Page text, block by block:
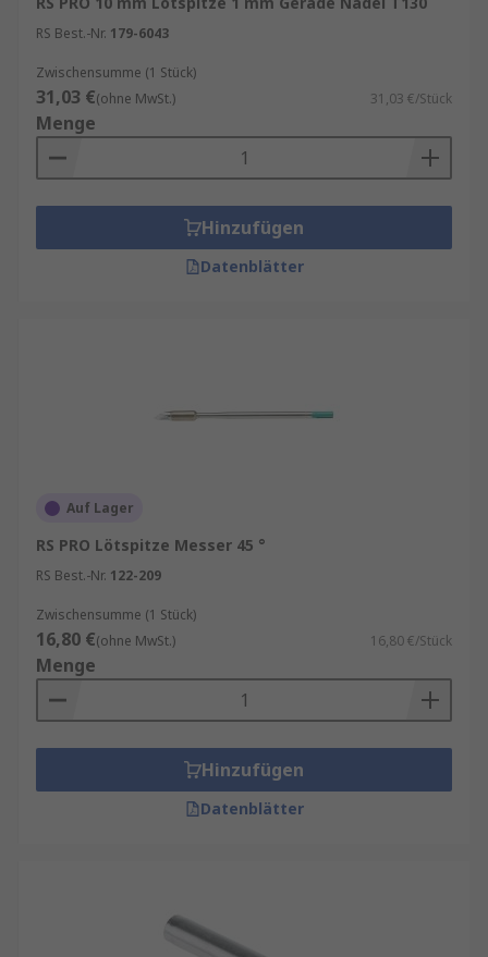
Durch die richtige Pflege können Sie die
Lebensdauer Ihrer Lötspitzen deutlich
verlängern und dauerhaft präzise Ergebnisse
erzielen.
Lötspitzen für verschiedene Anwendungen
Je nach Einsatzgebiet unterscheiden sich die
Elektronik & SMD-ArbeitenHier sind feine
RS Best.-Nr. 179-6043
Zwischensumme (1 Stück)
31,03 €(ohne MwSt.) 31,03 €/Stück
Menge
Hinzufügen
Datenblätter
Auf Lager
RS PRO Lötspitze Messer 45 °
RS Best.-Nr. 122-209
Zwischensumme (1 Stück)
16,80 €(ohne MwSt.) 16,80 €/Stück
Menge
Hinzufügen
Datenblätter